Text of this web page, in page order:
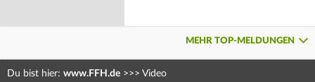
MEHR TOP-MELDUNGEN
Du bist hier: www.FFH.de >>> Video